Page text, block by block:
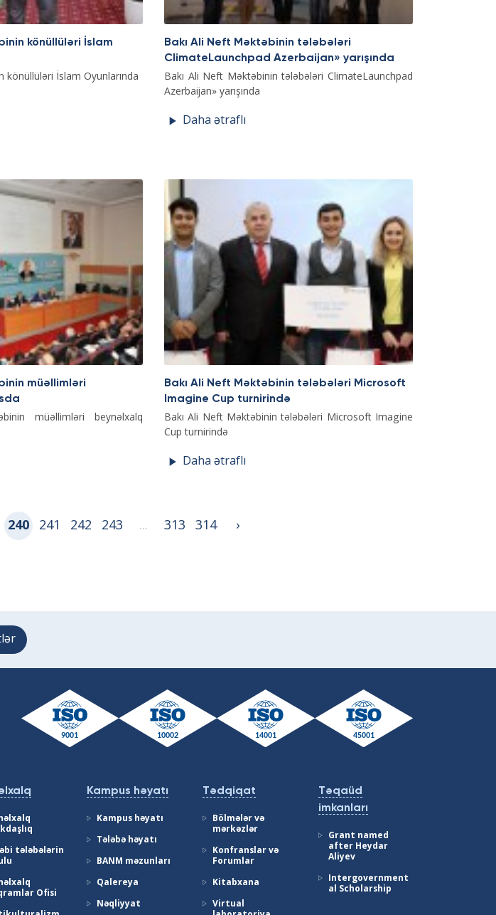
könüllüləri İslam
könüllüləri İslam Oyunlarında
Bakı Ali Neft Məktəbinin tələbələri
ClimateLaunchpad Azerbaijan» yarışında
Bakı Ali Neft Məktəbinin tələbələri ClimateLaunchpad
Azerbaijan» yarışında
Daha ətraflı
müəllimləri
müəllimləri beynəlxalq
Bakı Ali Neft Məktəbinin tələbələri Microsoft
Imagine Cup turnirində
Bakı Ali Neft Məktəbinin tələbələri Microsoft Imagine
Cup turnirində
Daha ətraflı
240 241 242 243 ... 313 314 ›
tələbələrin
Ofisi
Kampus həyatı
Kampus həyatı
Tələbə həyatı
BANM məzunları
Qalereya
Nəqliyyat
Tədqiqat
Bölmələr və
mərkəzlər
Konfranslar və
Forumlar
Kitabxana
Virtual
Təqaüd
imkanları
Grant named
after Heydar
Aliyev
Intergovernment
al Scholarship